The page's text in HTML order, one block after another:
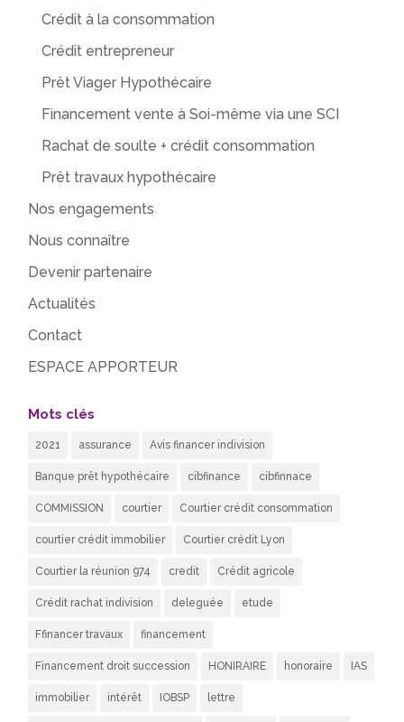
Crédit à la consommation
Crédit entrepreneur
Prêt Viager Hypothécaire
Financement vente à Soi-même via une SCI
Rachat de soulte + crédit consommation
Prêt travaux hypothécaire
Nos engagements
Nous connaître
Devenir partenaire
Actualités
Contact
ESPACE APPORTEUR
Mots clés
2021 assurance Avis financer indivision
Banque prêt hypothécaire cibfinance cibfinnace
COMMISSION courtier Courtier crédit consommation
courtier crédit immobilier Courtier crédit Lyon
Courtier la réunion 974 credit Crédit agricole
Crédit rachat indivision deleguée etude
Ffinancer travaux financement
Financement droit succession HONIRAIRE honoraire IAS
immobilier intérêt IOBSP lettre